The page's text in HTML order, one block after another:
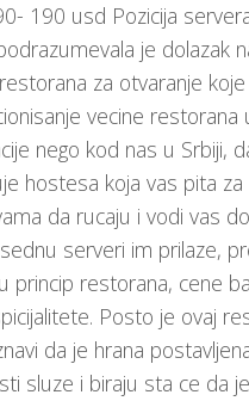
190 usd Pozicija
je dolazak
za otvaranje
vecine restorana
nego kod nas u Srbiji,
hostesa koja vas pita za
da rucaju i vodi vas
serveri im prilaze,
princip restorana, cene
Posto je ovaj
da je hrana
sluze i biraju sta ce da